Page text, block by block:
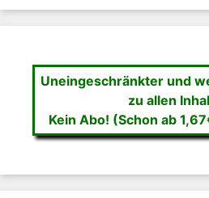
Uneingeschränkter und
zu allen
Kein Abo! (Schon ab